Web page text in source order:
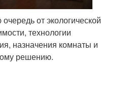
от экологической
технологии
назначения комнаты и
решению.